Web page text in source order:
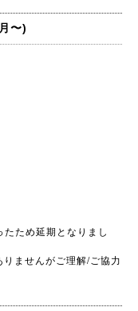
〜)
ため延期となりまし
ませんがご理解/ご協力